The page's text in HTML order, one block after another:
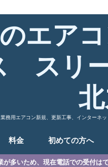
エア
スリ
業務用エアコン新規、更新工事、インターネ
料金 初めての方へ
が多いため、現在電話での受付は